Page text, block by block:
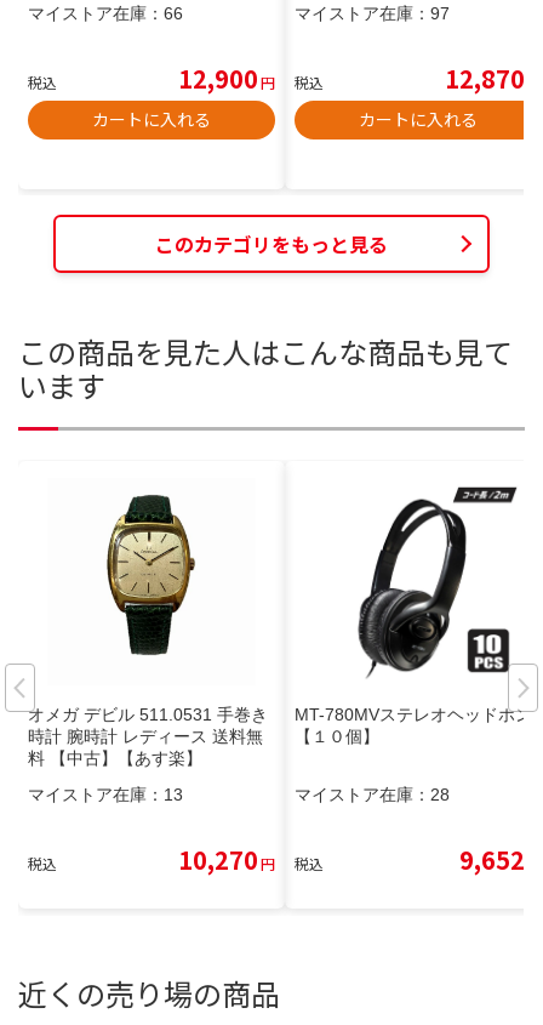
マイストア在庫： 66
税込 12,900円
カートに入れる
マイストア在庫： 97
税込 12,870
カートに入れる
このカテゴリをもっと見る
この商品を見た人はこんな商品も見て
います
オメガ デビル 511.0531 手巻き
時計 腕時計 レディース 送料無
料 【中古】【あす楽】
マイストア在庫： 13
税込 10,270円
MT-780MVステレオヘッドホン
【１０個】
マイストア在庫： 28
税込 9,652
近くの売り場の商品